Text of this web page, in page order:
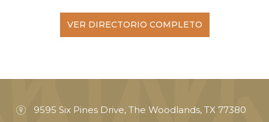
VER DIRECTORIO COMPLETO
9595 Six Pines Drive, The Woodlands, TX 77380